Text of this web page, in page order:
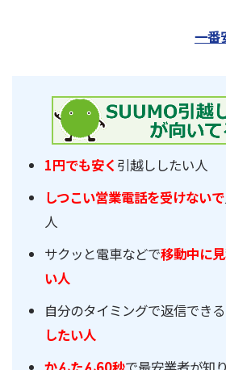
一番
1円でも安く 引越ししたい人
しつこい営業電話を受けないで
人
サクッと電車などで移動中に
い人
自分のタイミングで返信できる
したい人